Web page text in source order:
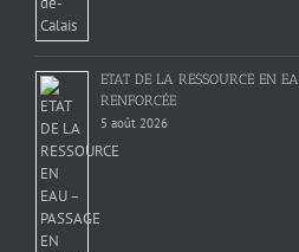
ETAT DE LA RESSOURCE EN
RENFORCÉE
5 août 2026